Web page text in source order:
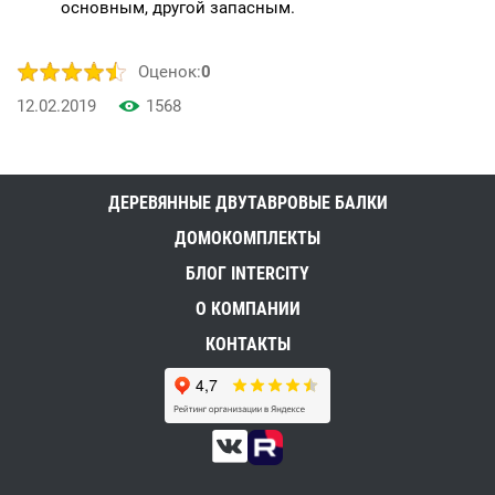
основным, другой запасным.
Оценок:0
12.02.2019
1568
ДЕРЕВЯННЫЕ ДВУТАВРОВЫЕ БАЛКИ
ДОМОКОМПЛЕКТЫ
БЛОГ INTERCITY
О КОМПАНИИ
КОНТАКТЫ